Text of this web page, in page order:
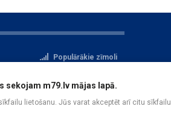
Populārākie zīmoli
Reģistrācija
sekojam m79.lv mājas lapā.
lietošanu. Jūs varat akceptēt arī citu sīkfailu